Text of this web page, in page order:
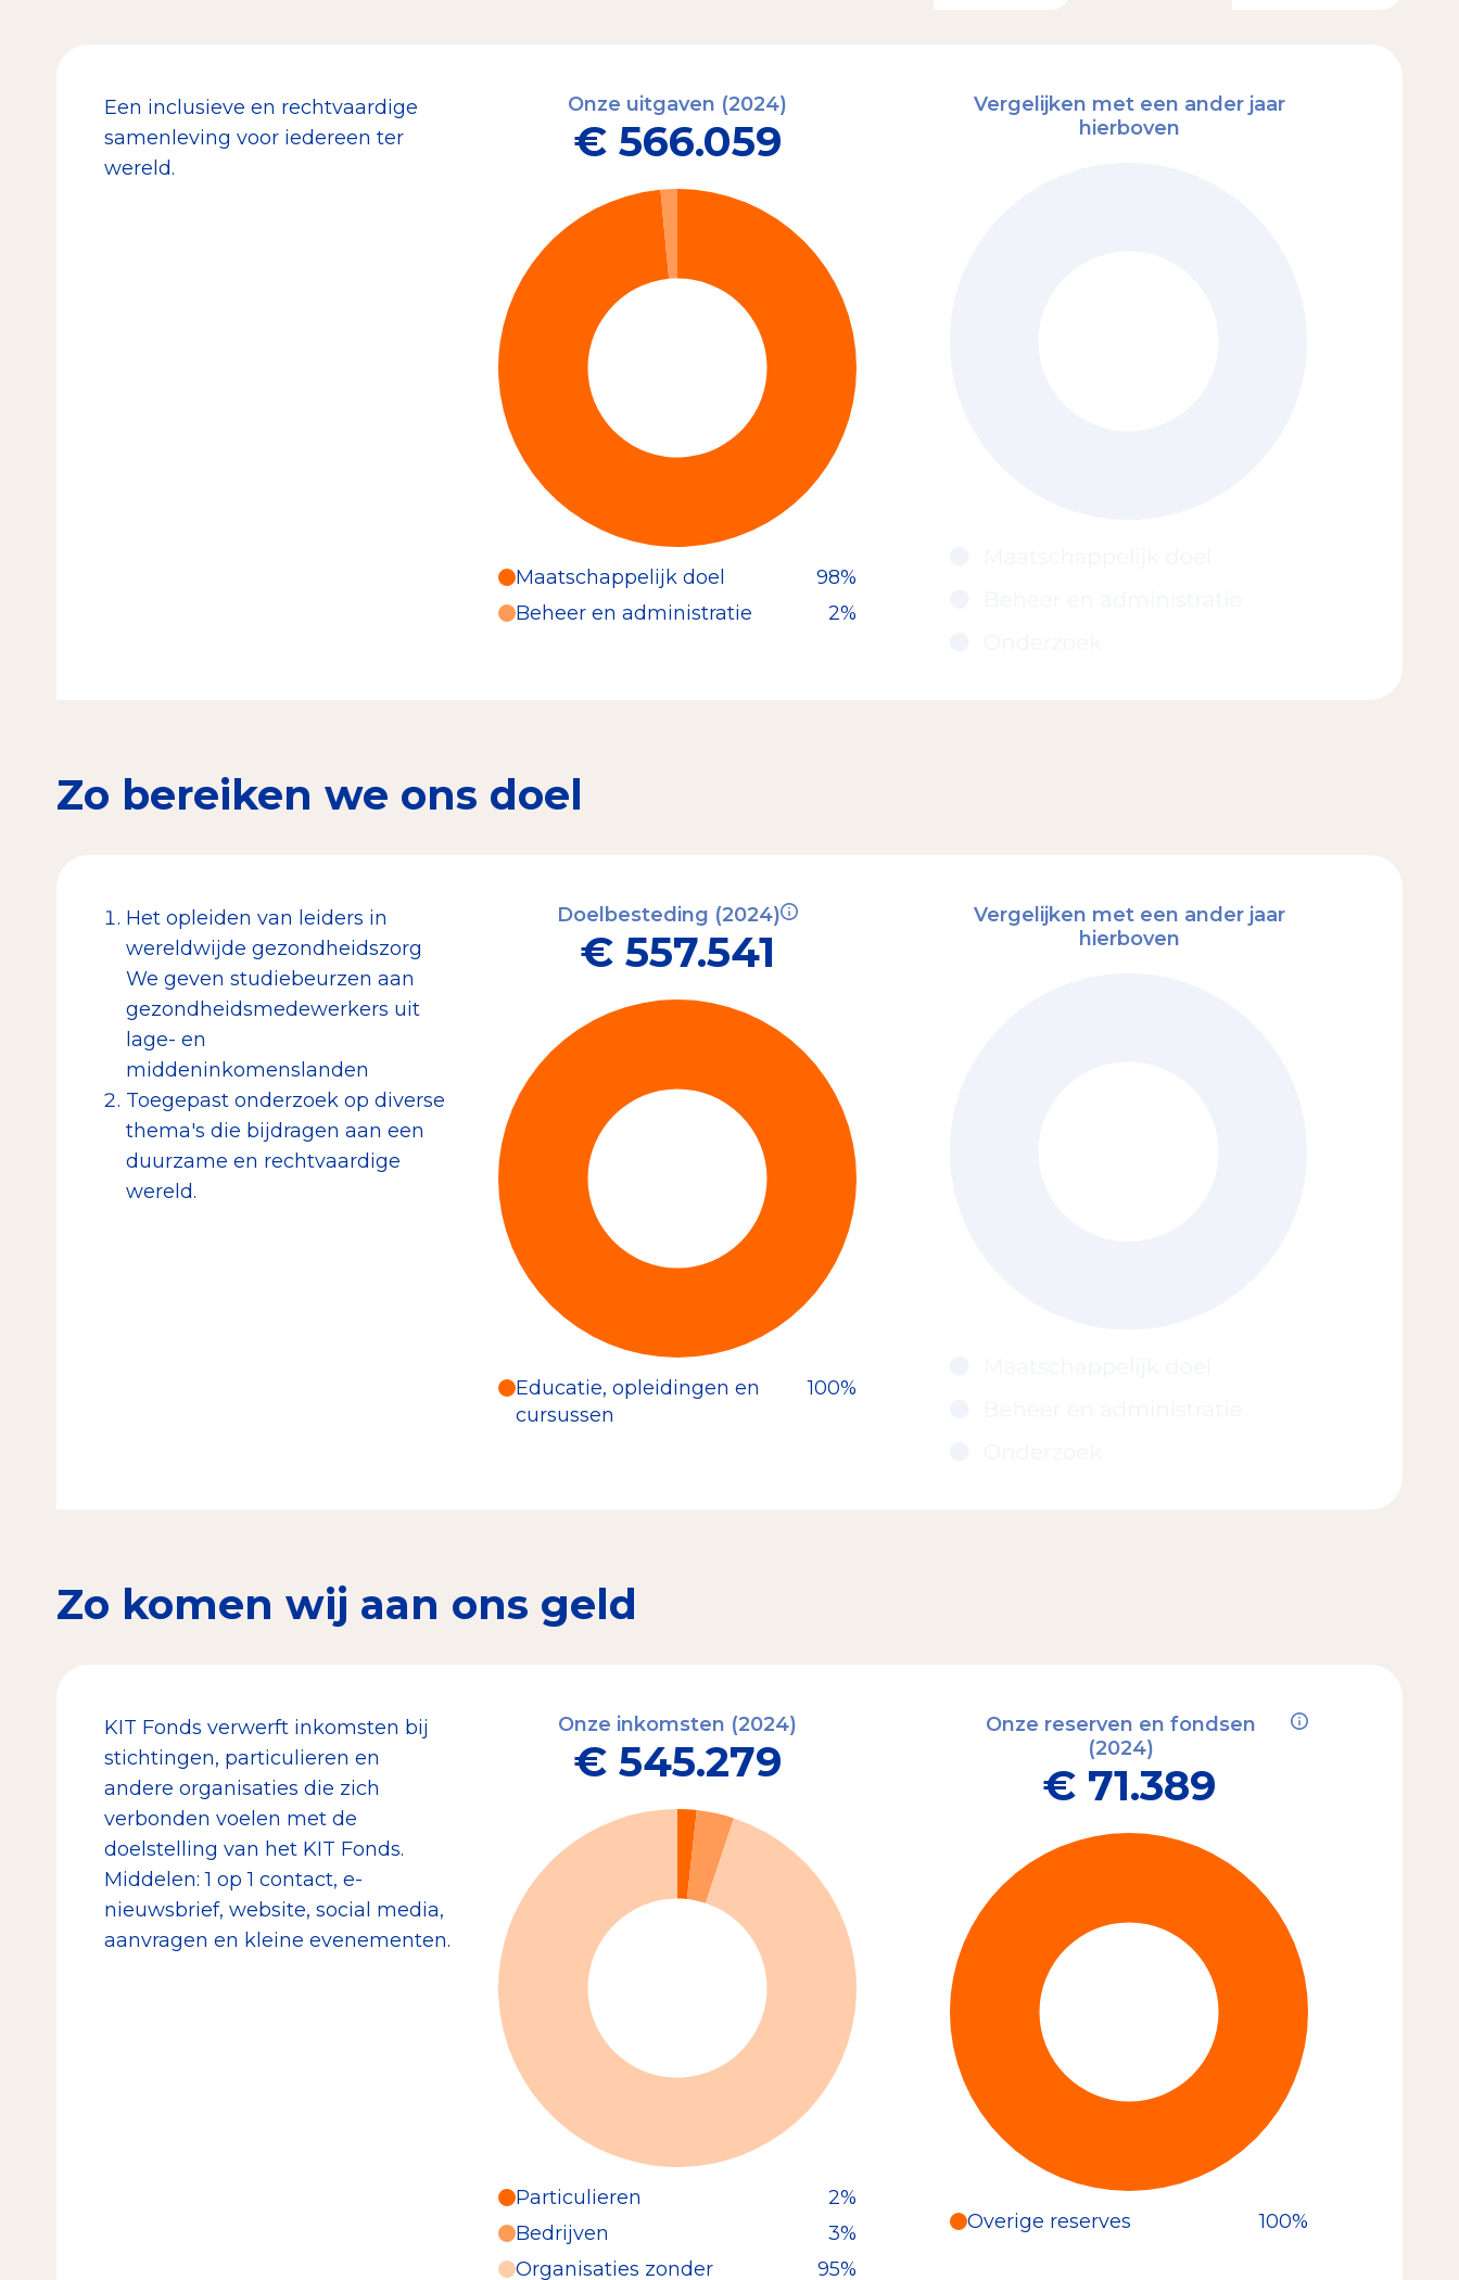
Vergelijken met een ander jaar
hierboven
Onze uitgaven (2024)
€ 566.059
Maatschappelijk doel
98%
Beheer en administratie
2%
Een inclusieve en rechtvaardige
samenleving voor iedereen ter
wereld.
Zo bereiken we ons doel
Vergelijken met een ander jaar
hierboven
Doelbesteding (2024)
€ 557.541
Educatie, opleidingen en
cursussen
100%
Het opleiden van leiders in
wereldwijde gezondheidszorg
We geven studiebeurzen aan
gezondheidsmedewerkers uit
lage- en
middeninkomenslanden
Toegepast onderzoek op diverse
thema's die bijdragen aan een
duurzame en rechtvaardige
wereld.
Zo komen wij aan ons geld
Onze reserven en fondsen
(2024)
€ 71.389
Overige reserves 100%
Onze inkomsten (2024)
€ 545.279
Particulieren (2%)
Particulieren
2%
Bedrijven
3%
Organisaties zonder
95%
KIT Fonds verwerft inkomsten bij
stichtingen, particulieren en
andere organisaties die zich
verbonden voelen met de
doelstelling van het KIT Fonds.
Middelen: 1 op 1 contact, e-
nieuwsbrief, website, social media,
aanvragen en kleine evenementen.